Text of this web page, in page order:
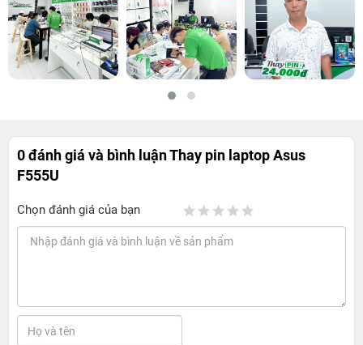
0 đánh giá và bình luậnThay pin laptop Asus
F555U
Chọn đánh giá của bạn